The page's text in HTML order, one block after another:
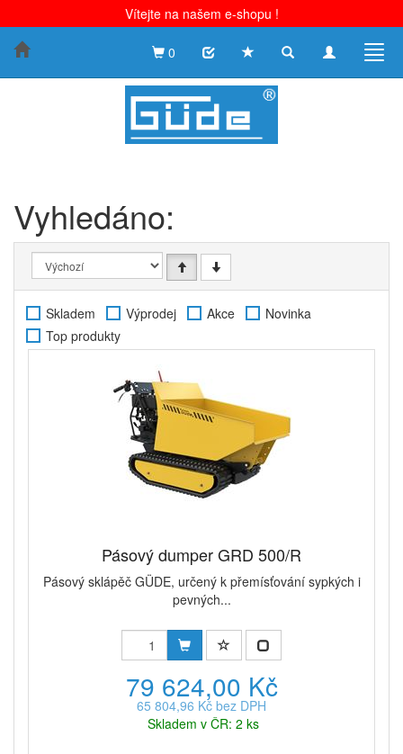
Vítejte na našem e-shopu !
Toggle
Toggle
0
Vyhledáno:
Skladem Výprodej Akce
Novinka
Top produkty
Pásový dumper GRD 500/R
Pásový sklápěč GÜDE, určený k přemísťování sypkých i
pevných...
79 624,00 Kč
65 804,96 Kč bez DPH
Skladem v ČR: 2 ks